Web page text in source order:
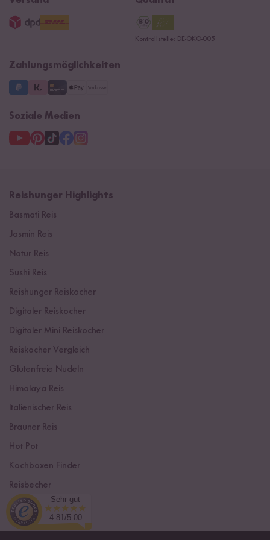
15 Jahre Reishunger
Jobs
Datenschutzerklärung
3 Jahre Garantie
Kontrollstelle: DE-ÖKO-005
Zahlungsmöglichkeiten
Soziale Medien
Reishunger Highlights
Basmati Reis
Jasmin Reis
Natur Reis
Sushi Reis
Reishunger Reiskocher
Digitaler Reiskocher
Digitaler Mini Reiskocher
Reiskocher Vergleich
Glutenfreie Nudeln
Himalaya Reis
Italienischer Reis
Brauner Reis
Hot Pot
Kochboxen Finder
Reisbecher
Sushi Einsteiger Box
Sehr gut
4.81/5.00